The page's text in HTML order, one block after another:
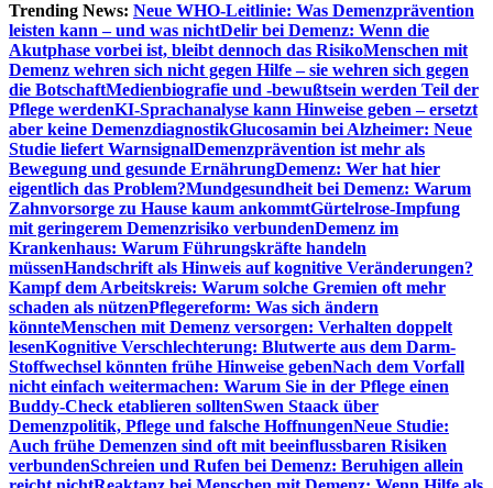
Trending News: Neue WHO-Leitlinie: Was Demenzprävention
leisten kann – und was nichtDelir bei Demenz: Wenn die
Akutphase vorbei ist, bleibt dennoch das RisikoMenschen mit
Demenz wehren sich nicht gegen Hilfe – sie wehren sich gegen
die BotschaftMedienbiografie und -bewußtsein werden Teil der
Pflege werdenKI-Sprachanalyse kann Hinweise geben – ersetzt
aber keine DemenzdiagnostikGlucosamin bei Alzheimer: Neue
Studie liefert WarnsignalDemenzprävention ist mehr als
Bewegung und gesunde ErnährungDemenz: Wer hat hier
eigentlich das Problem?Mundgesundheit bei Demenz: Warum
Zahnvorsorge zu Hause kaum ankommtGürtelrose-Impfung
mit geringerem Demenzrisiko verbundenDemenz im
Krankenhaus: Warum Führungskräfte handeln
müssenHandschrift als Hinweis auf kognitive Veränderungen?
Kampf dem Arbeitskreis: Warum solche Gremien oft mehr
schaden als nützenPflegereform: Was sich ändern
könnteMenschen mit Demenz versorgen: Verhalten doppelt
lesenKognitive Verschlechterung: Blutwerte aus dem Darm-
Stoffwechsel könnten frühe Hinweise gebenNach dem Vorfall
nicht einfach weitermachen: Warum Sie in der Pflege einen
Buddy-Check etablieren solltenSwen Staack über
Demenzpolitik, Pflege und falsche HoffnungenNeue Studie:
Auch frühe Demenzen sind oft mit beeinflussbaren Risiken
verbundenSchreien und Rufen bei Demenz: Beruhigen allein